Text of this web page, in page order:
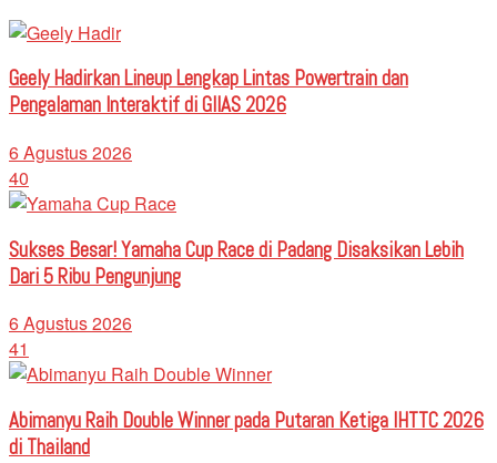
Geely Hadirkan Lineup Lengkap Lintas Powertrain dan
Pengalaman Interaktif di GIIAS 2026
6 Agustus 2026
40
Sukses Besar! Yamaha Cup Race di Padang Disaksikan Lebih
Dari 5 Ribu Pengunjung
6 Agustus 2026
41
Abimanyu Raih Double Winner pada Putaran Ketiga IHTTC 2026
di Thailand